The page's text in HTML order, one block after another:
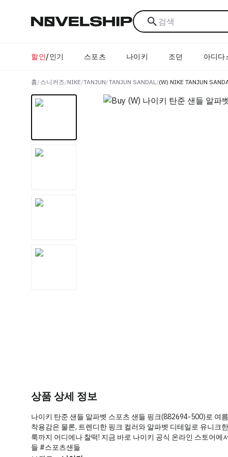
검색
할인/인기 스포츠 나이키 조던 아디다
홈/ 스니커즈/NIKE/TANJUN/TANJUN SANDAL/
상품 상세 정보
나이키 탄준 샌들 알파벳 스포츠 샌들 핑크(882694-500)로 여
착용감은 물론, 트렌디한 핑크 컬러와 알파벳 디테일로 유니크
룩까지 어디에나 찰떡! 지금 바로 나이키 공식 온라인 스토어
들 #스포츠샌들